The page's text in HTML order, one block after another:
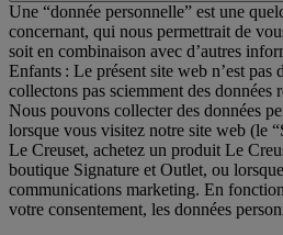
Une “donnée personnelle” est une
concernant, qui nous permettrait de
soit en combinaison avec d’autres
Enfants : Le présent site web n’est pas
collectons pas sciemment des données
Nous pouvons collecter des données
lorsque vous visitez notre site web (le
Le Creuset, achetez un produit Le
boutique Signature et Outlet, ou
communications marketing. En
votre consentement, les données